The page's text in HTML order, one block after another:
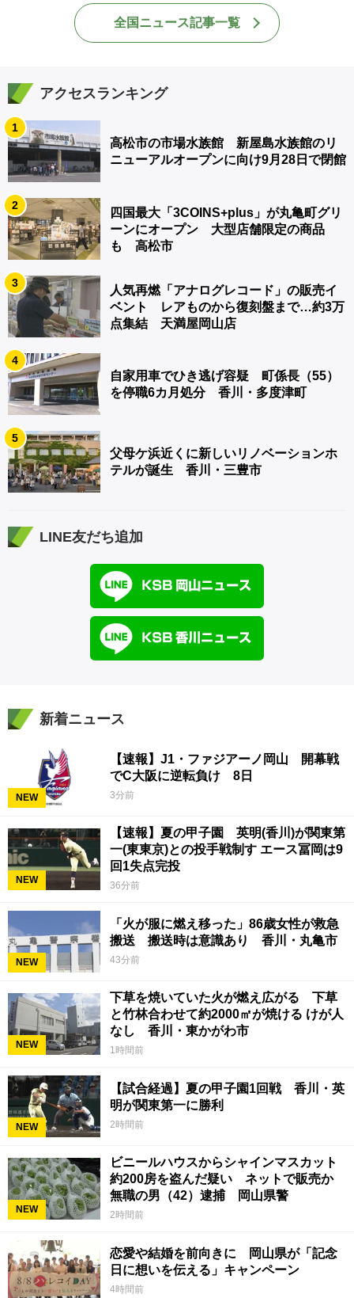
全国ニュース記事一覧
アクセスランキング
1
高松市の市場水族館 新屋島水族館のリ
ニューアルオープンに向け9月28日で閉館
2
四国最大「3COINS+plus」が丸亀町グリ
ーンにオープン 大型店舗限定の商品
も 高松市
3
人気再燃「アナログレコード」の販売イ
ベント レアものから復刻盤まで…約3万
点集結 天満屋岡山店
4
自家用車でひき逃げ容疑 町係長（55）
を停職6カ月処分 香川・多度津町
5
父母ケ浜近くに新しいリノベーションホ
テルが誕生 香川・三豊市
LINE友だち追加
新着ニュース
NEW
【速報】J1・ファジアーノ岡山 開幕戦
でC大阪に逆転負け 8日
3分前
NEW
【速報】夏の甲子園 英明(香川)が関東第
一(東東京)との投手戦制す エース冨岡は9
回1失点完投
36分前
NEW
「火が服に燃え移った」86歳女性が救急
搬送 搬送時は意識あり 香川・丸亀市
43分前
NEW
下草を焼いていた火が燃え広がる 下草
と竹林合わせて約2000㎡が焼ける けが人
なし 香川・東かがわ市
1時間前
NEW
【試合経過】夏の甲子園1回戦 香川・英
明が関東第一に勝利
2時間前
NEW
ビニールハウスからシャインマスカット
約200房を盗んだ疑い ネットで販売か
無職の男（42）逮捕 岡山県警
2時間前
恋愛や結婚を前向きに 岡山県が「記念
日に想いを伝える」キャンペーン
4時間前